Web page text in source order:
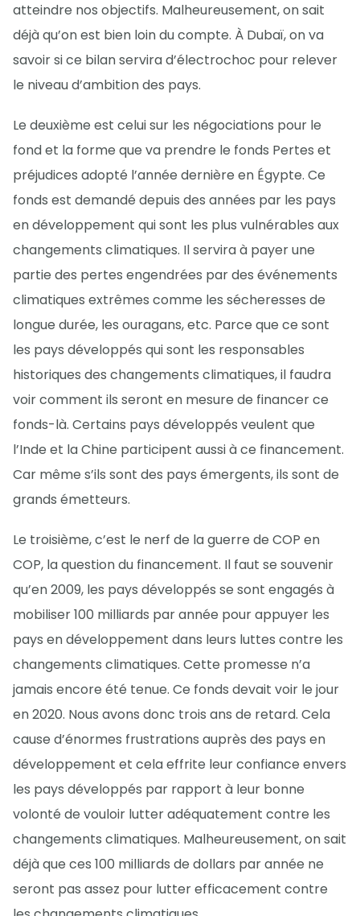
atteindre nos objectifs. Malheureusement, on sait
déjà qu’on est bien loin du compte. À Dubaï, on va
savoir si ce bilan servira d’électrochoc pour relever
le niveau d’ambition des pays.
Le deuxième est celui sur les négociations pour le
fond et la forme que va prendre le fonds Pertes et
préjudices adopté l’année dernière en Égypte. Ce
fonds est demandé depuis des années par les pays
en développement qui sont les plus vulnérables aux
changements climatiques. Il servira à payer une
partie des pertes engendrées par des événements
climatiques extrêmes comme les sécheresses de
longue durée, les ouragans, etc. Parce que ce sont
les pays développés qui sont les responsables
historiques des changements climatiques, il faudra
voir comment ils seront en mesure de financer ce
fonds-là. Certains pays développés veulent que
l’Inde et la Chine participent aussi à ce financement.
Car même s’ils sont des pays émergents, ils sont de
grands émetteurs.
Le troisième, c’est le nerf de la guerre de COP en
COP, la question du financement. Il faut se souvenir
qu’en 2009, les pays développés se sont engagés à
mobiliser 100 milliards par année pour appuyer les
pays en développement dans leurs luttes contre les
changements climatiques. Cette promesse n’a
jamais encore été tenue. Ce fonds devait voir le jour
en 2020. Nous avons donc trois ans de retard. Cela
cause d’énormes frustrations auprès des pays en
développement et cela effrite leur confiance envers
les pays développés par rapport à leur bonne
volonté de vouloir lutter adéquatement contre les
changements climatiques. Malheureusement, on sait
déjà que ces 100 milliards de dollars par année ne
seront pas assez pour lutter efficacement contre